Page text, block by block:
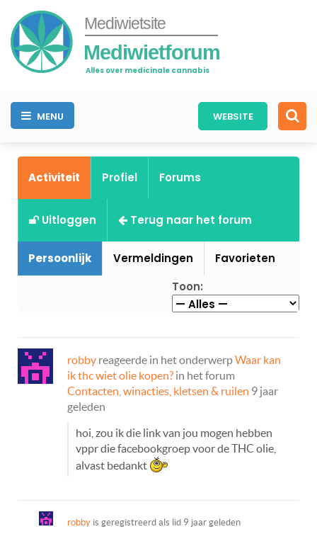
Mediwietsite
Mediwietforum
Alles over medicinale cannabis
MENU WEBSITE
Activiteit Profiel Forums
Uitloggen Terug naar het forum
Persoonlijk Vermeldingen
Favorieten
Toon:
robby reageerde in het onderwerpWaar kan
ik thc wiet olie kopen? in het forum
Contacten, winacties, kletsen & ruilen 9 jaar
geleden
hoi, zou ik die link van jou mogen hebben
vppr die facebookgroep voor de THC olie,
alvast bedankt
robby is geregistreerd als lid 9 jaar geleden